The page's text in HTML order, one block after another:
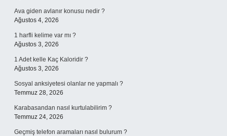
Ava giden avlanır konusu nedir ?
Ağustos 4, 2026
1 harfli kelime var mı ?
Ağustos 3, 2026
1 Adet kelle Kaç Kaloridir ?
Ağustos 3, 2026
Sosyal anksiyetesi olanlar ne yapmalı ?
Temmuz 28, 2026
Karabasandan nasıl kurtulabilirim ?
Temmuz 24, 2026
Geçmiş telefon aramaları nasıl bulurum ?